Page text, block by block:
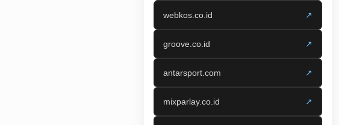
webkos.co.id ↗
groove.co.id ↗
antarsport.com ↗
mixparlay.co.id ↗